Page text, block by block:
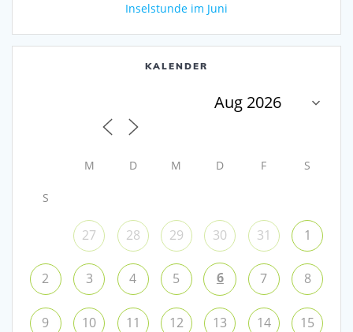
Inselstunde im Juni
KALENDER
M D M D F S
S
27 28 29 30 31 1
2 3 4 5 6 7 8
9 10 11 12 13 14 15